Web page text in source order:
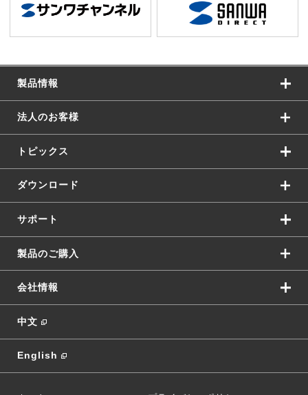
製品情報
法人のお客様
トピックス
ダウンロード
サポート
製品のご購入
会社情報
中文
English